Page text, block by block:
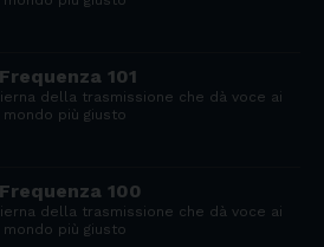
101
della trasmissione che dà voce ai
più giusto
100
della trasmissione che dà voce ai
più giusto